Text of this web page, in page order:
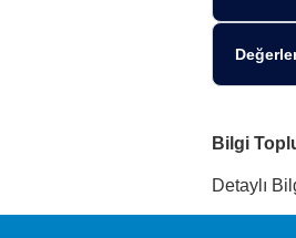
Bilgi
Detaylı